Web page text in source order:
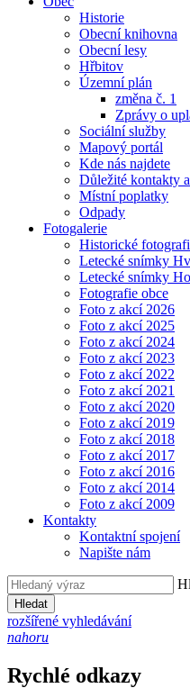
Historie
Obecní knihovna
Obecní lesy
Hřbitov
Územní plán
změna č. 1
Zprávy o
Sociální služby
Mapový portál
Kde nás najdete
Důležité kontakty
Místní poplatky
Odpady
Fotogalerie
Historické
Letecké snímky
Letecké snímky
Fotografie obce
Foto z akcí 2026
Foto z akcí 2025
Foto z akcí 2024
Foto z akcí 2023
Foto z akcí 2022
Foto z akcí 2021
Foto z akcí 2020
Foto z akcí 2019
Foto z akcí 2018
Foto z akcí 2017
Foto z akcí 2016
Foto z akcí 2014
Foto z akcí 2009
Kontakty
Kontaktní spojení
Napište nám
Hledat
rozšířené vyhledávání
nahoru
Rychlé odkazy